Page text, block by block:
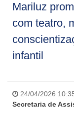
Mariluz
com teatro,
infantil
24/04/2026
Secretaria de